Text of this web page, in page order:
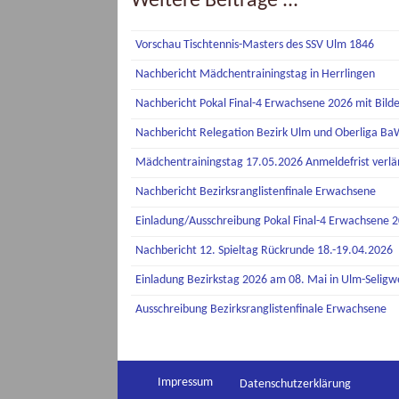
Vorschau Tischtennis-Masters des SSV Ulm 1846
Nachbericht Mädchentrainingstag in Herrlingen
Nachbericht Pokal Final-4 Erwachsene 2026 mit
Nachbericht Relegation Bezirk Ulm und Oberliga
Mädchentrainingstag 17.05.2026 Anmeldefrist
Nachbericht Bezirksranglistenfinale Erwachsene
Einladung/Ausschreibung Pokal Final-4 Erwachsene
Nachbericht 12. Spieltag Rückrunde 18.-19.04.2026
Einladung Bezirkstag 2026 am 08. Mai in Ulm-
Ausschreibung Bezirksranglistenfinale Erwachsene
Impressum Datenschutzerklärung